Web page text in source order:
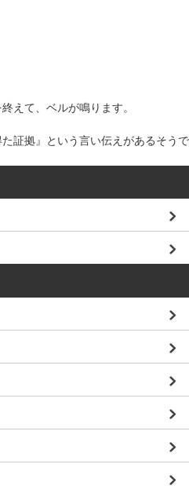
えて、ベルが鳴ります。
証拠』という言い伝えがあるそうで